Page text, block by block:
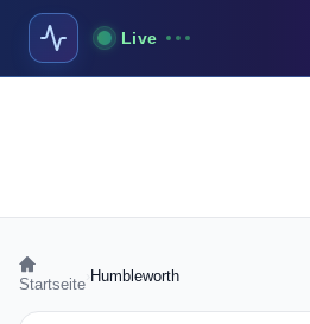
Live
Startseite Humbleworth